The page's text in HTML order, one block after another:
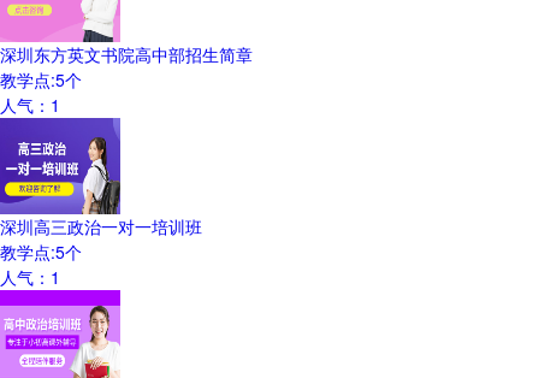
深圳东方英文书院高中部招生简章
教学点:5个
人气： 1
深圳高三政治一对一培训班
教学点:5个
人气： 1